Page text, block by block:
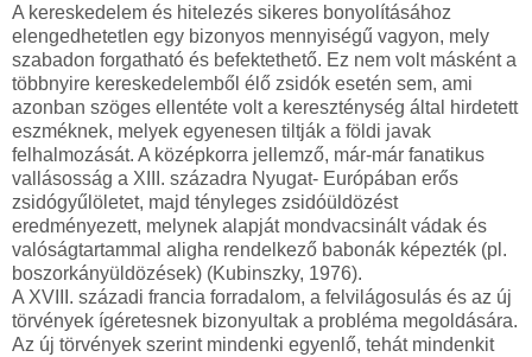
A kereskedelem és hitelezés sikeres bonyolításához
elengedhetetlen egy bizonyos mennyiségű vagyon, mely
szabadon forgatható és befektethető. Ez nem volt másként a
többnyire kereskedelemből élő zsidók esetén sem, ami
azonban szöges ellentéte volt a kereszténység által hirdetett
eszméknek, melyek egyenesen tiltják a földi javak
felhalmozását. A középkorra jellemző, már-már fanatikus
vallásosság a XIII. századra Nyugat- Európában erős
zsidógyűlöletet, majd tényleges zsidóüldözést
eredményezett, melynek alapját mondvacsinált vádak és
valóságtartammal aligha rendelkező babonák képezték (pl.
boszorkányüldözések) (Kubinszky, 1976).
A XVIII. századi francia forradalom, a felvilágosulás és az új
törvények ígéretesnek bizonyultak a probléma megoldására.
Az új törvények szerint mindenki egyenlő, tehát mindenkit